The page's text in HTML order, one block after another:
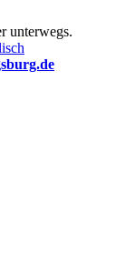
unterwegs.